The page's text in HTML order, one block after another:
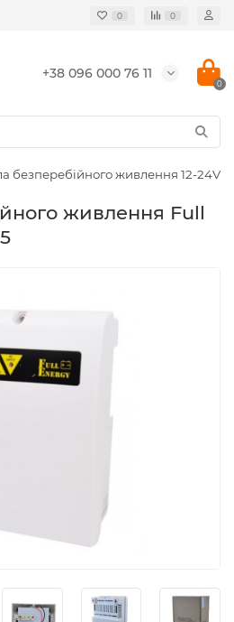
0 0
+38 096 000 76 11
0
безперебійного живлення 12-24V
живлення Full